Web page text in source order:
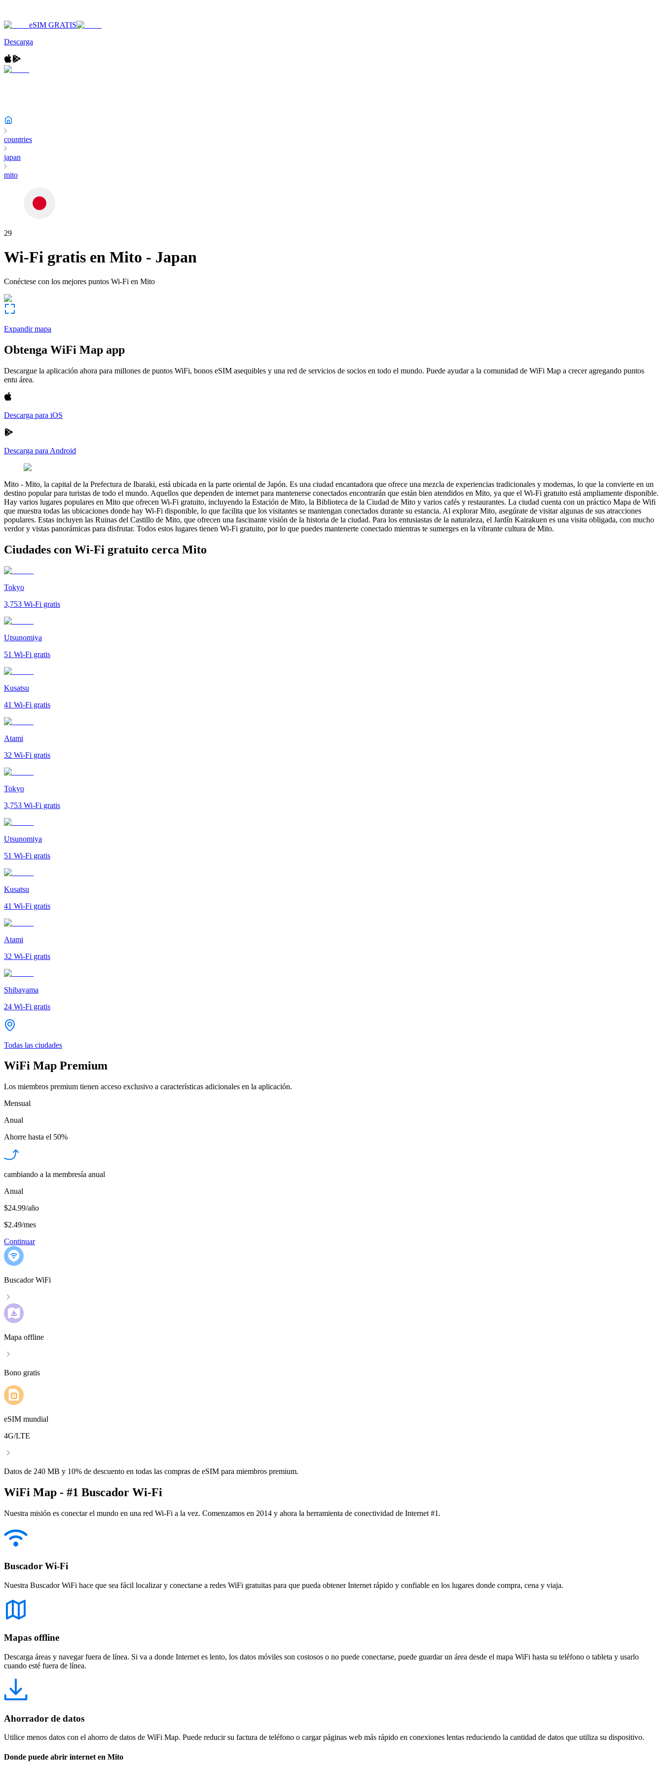
eSIM GRATIS
Descarga
countries
japan
mito
29
Wi-Fi gratis en Mito - Japan
Conéctese con los mejores puntos Wi-Fi en Mito
Expandir mapa
Obtenga WiFi Map app
Descargue la aplicación ahora para millones de puntos WiFi, bonos eSIM asequibles y una red de servicios de socios en todo el mundo. Puede ayudar a la comunidad de WiFi Map a crecer agregando puntos
entu área.
Descarga para iOS
Descarga para Android
Mito - Mito, la capital de la Prefectura de Ibaraki, está ubicada en la parte oriental de Japón. Es una ciudad encantadora que ofrece una mezcla de experiencias tradicionales y modernas, lo que la convierte en un
destino popular para turistas de todo el mundo. Aquellos que dependen de internet para mantenerse conectados encontrarán que están bien atendidos en Mito, ya que el Wi-Fi gratuito está ampliamente disponible.
Hay varios lugares populares en Mito que ofrecen Wi-Fi gratuito, incluyendo la Estación de Mito, la Biblioteca de la Ciudad de Mito y varios cafés y restaurantes. La ciudad cuenta con un práctico Mapa de Wifi
que muestra todas las ubicaciones donde hay Wi-Fi disponible, lo que facilita que los visitantes se mantengan conectados durante su estancia. Al explorar Mito, asegúrate de visitar algunas de sus atracciones
populares. Estas incluyen las Ruinas del Castillo de Mito, que ofrecen una fascinante visión de la historia de la ciudad. Para los entusiastas de la naturaleza, el Jardín Kairakuen es una visita obligada, con mucho
verdor y vistas panorámicas para disfrutar. Todos estos lugares tienen Wi-Fi gratuito, por lo que puedes mantenerte conectado mientras te sumerges en la vibrante cultura de Mito.
Ciudades con Wi-Fi gratuito cerca Mito
Tokyo
3,753 Wi-Fi gratis
Utsunomiya
51 Wi-Fi gratis
Kusatsu
41 Wi-Fi gratis
Atami
32 Wi-Fi gratis
Tokyo
3,753 Wi-Fi gratis
Utsunomiya
51 Wi-Fi gratis
Kusatsu
41 Wi-Fi gratis
Atami
32 Wi-Fi gratis
Shibayama
24 Wi-Fi gratis
Todas las ciudades
WiFi Map Premium
Los miembros premium tienen acceso exclusivo a características adicionales en la aplicación.
Mensual
Anual
Ahorre hasta el 50%
cambiando a la membresía anual
Anual
$24.99/año
$2.49/mes
Continuar
Buscador WiFi
Mapa offline
Bono gratis
eSIM mundial
4G/LTE
Datos de 240 MB y 10% de descuento en todas las compras de eSIM para miembros premium.
WiFi Map - #1 Buscador Wi-Fi
Nuestra misión es conectar el mundo en una red Wi-Fi a la vez. Comenzamos en 2014 y ahora la herramienta de conectividad de Internet #1.
Buscador Wi-Fi
Nuestra Buscador WiFi hace que sea fácil localizar y conectarse a redes WiFi gratuitas para que pueda obtener Internet rápido y confiable en los lugares donde compra, cena y viaja.
Mapas offline
Descarga áreas y navegar fuera de línea. Si va a donde Internet es lento, los datos móviles son costosos o no puede conectarse, puede guardar un área desde el mapa WiFi hasta su teléfono o tableta y usarlo
cuando esté fuera de línea.
Ahorrador de datos
Utilice menos datos con el ahorro de datos de WiFi Map. Puede reducir su factura de teléfono o cargar páginas web más rápido en conexiones lentas reduciendo la cantidad de datos que utiliza su dispositivo.
Donde puede abrir internet en Mito